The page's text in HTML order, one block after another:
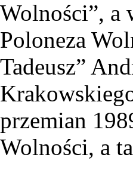
Wolności”, a
Poloneza
Tadeusz”
przemian
Wolności, a